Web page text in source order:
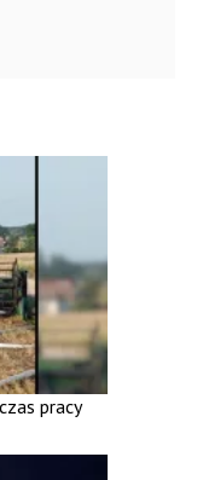
pracy